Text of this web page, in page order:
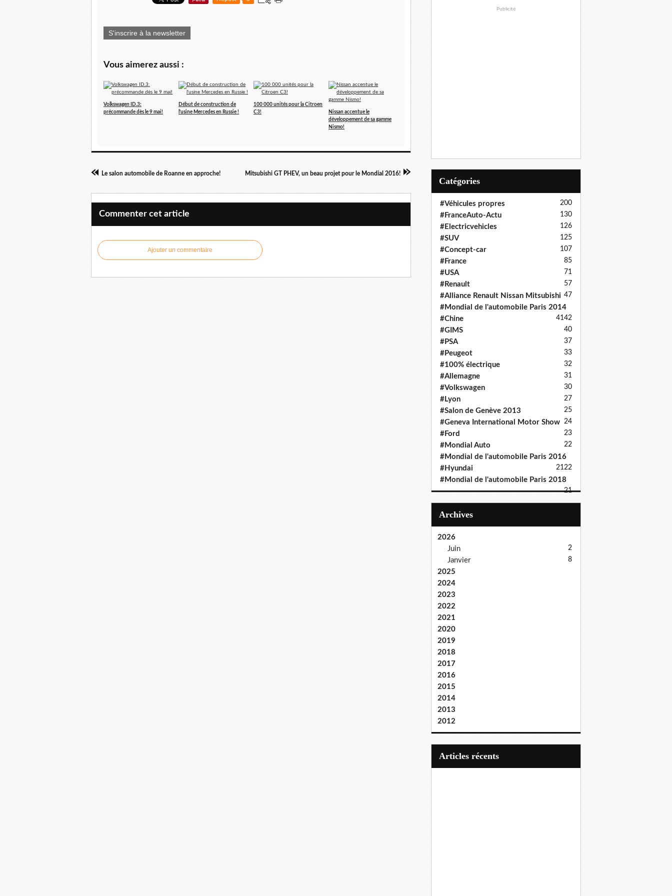
S'inscrire à la newsletter
Vous aimerez aussi :
Volkswagen ID.3:
précommande dès le 9 mai!
Début de construction de
l'usine Mercedes en Russie !
100 000 unités pour la Citroen
C3!
Nissan accentue le
développement de sa gamme
Nismo!
Le salon automobile de Roanne en approche! Mitsubishi GT PHEV, un beau projet pour le Mondial 2016!
Commenter cet article
Ajouter un commentaire
Publicité
Catégories
#Véhicules propres 200
#FranceAuto-Actu 130
#Electricvehicles 126
#SUV 125
#Concept-car 107
#France 85
#USA 71
#Renault 57
#Alliance Renault Nissan Mitsubishi 47
#Mondial de l'automobile Paris 2014
42
#Chine 41
#GIMS 40
#PSA 37
#Peugeot 33
#100% électrique 32
#Allemagne 31
#Volkswagen 30
#Lyon 27
#Salon de Genève 2013 25
#Geneva International Motor Show 24
#Ford 23
#Mondial Auto 22
#Mondial de l'automobile Paris 2016
22
#Hyundai 21
#Mondial de l'automobile Paris 2018
21
Archives
2026
Juin
2
Janvier 8
2025
2024
2023
2022
2021
2020
2019
2018
2017
2016
2015
2014
2013
2012
articles récents